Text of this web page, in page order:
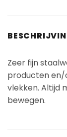
Zeer fijn
producten en/
vlekken. Altijd
bewegen.